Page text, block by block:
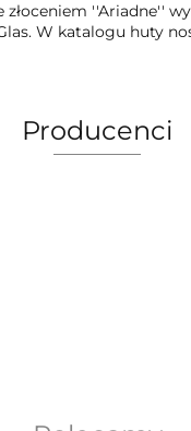
złoceniem ''Ariadne''
W katalogu huty
Producenci